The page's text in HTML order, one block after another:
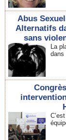
Abus
Alternatifs
sans
La
dans